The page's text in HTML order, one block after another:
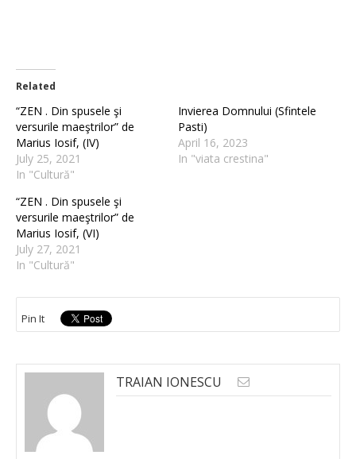
Related
“ZEN . Din spusele şi
versurile maeştrilor” de
Marius Iosif, (IV)
July 25, 2021
In "Cultură"
Invierea Domnului (Sfintele
Pasti)
April 16, 2023
In "viata crestina"
“ZEN . Din spusele şi
versurile maeştrilor” de
Marius Iosif, (VI)
July 27, 2021
In "Cultură"
Pin It
TRAIAN IONESCU